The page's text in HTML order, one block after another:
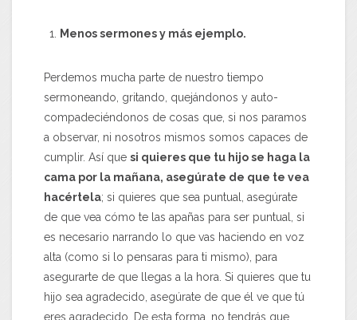
Menos sermones y más ejemplo.
Perdemos mucha parte de nuestro tiempo
sermoneando, gritando, quejándonos y auto-
compadeciéndonos de cosas que, si nos paramos
a observar, ni nosotros mismos somos capaces de
cumplir. Así que si quieres que tu hijo se haga la
cama por la mañana, asegúrate de que te vea
hacértela; si quieres que sea puntual, asegúrate
de que vea cómo te las apañas para ser puntual, si
es necesario narrando lo que vas haciendo en voz
alta (como si lo pensaras para ti mismo), para
asegurarte de que llegas a la hora. Si quieres que tu
hijo sea agradecido, asegúrate de que él ve que tú
eres agradecido. De esta forma, no tendrás que